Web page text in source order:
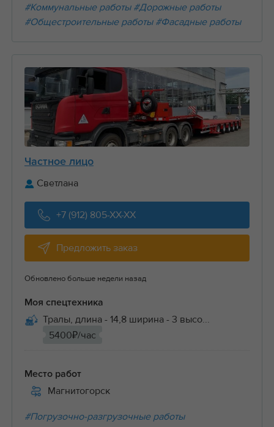
#Коммунальные работы #Дорожные работы
#Общестроительные работы #Фасадные работы
Частное лицо
Светлана
+7 (912) 805-XX-XX
Предложить заказ
Обновлено больше недели назад
Моя спецтехника
Тралы, длина - 14,8 ширина - 3 высо...
5400₽/час
Место работ
Магнитогорск
#Погрузочно-разгрузочные работы